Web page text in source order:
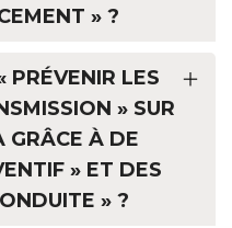
» ?
PRÉVENIR LES
» SUR
GRÂCE À DE
» ET DES
» ?